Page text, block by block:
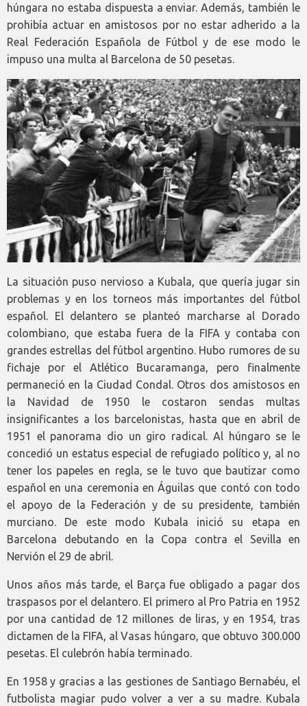
húngara no estaba dispuesta a enviar. Además, también le
prohibía actuar en amistosos por no estar adherido a la
Real Federación Española de Fútbol y de ese modo le
impuso una multa al Barcelona de 50 pesetas.
La situación puso nervioso a Kubala, que quería jugar sin
problemas y en los torneos más importantes del fútbol
español. El delantero se planteó marcharse al Dorado
colombiano, que estaba fuera de la FIFA y contaba con
grandes estrellas del fútbol argentino. Hubo rumores de su
fichaje por el Atlético Bucaramanga, pero finalmente
permaneció en la Ciudad Condal. Otros dos amistosos en
la Navidad de 1950 le costaron sendas multas
insignificantes a los barcelonistas, hasta que en abril de
1951 el panorama dio un giro radical. Al húngaro se le
concedió un estatus especial de refugiado político y, al no
tener los papeles en regla, se le tuvo que bautizar como
español en una ceremonia en Águilas que contó con todo
el apoyo de la Federación y de su presidente, también
murciano. De este modo Kubala inició su etapa en
Barcelona debutando en la Copa contra el Sevilla en
Nervión el 29 de abril.
Unos años más tarde, el Barça fue obligado a pagar dos
traspasos por el delantero. El primero al Pro Patria en 1952
por una cantidad de 12 millones de liras, y en 1954, tras
dictamen de la FIFA, al Vasas húngaro, que obtuvo 300.000
pesetas. El culebrón había terminado.
En 1958 y gracias a las gestiones de Santiago Bernabéu, el
futbolista magiar pudo volver a ver a su madre. Kubala